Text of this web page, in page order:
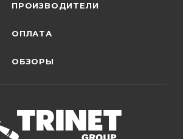
ПРОИЗВОДИТЕЛИ
ОПЛАТА
ОБЗОРЫ